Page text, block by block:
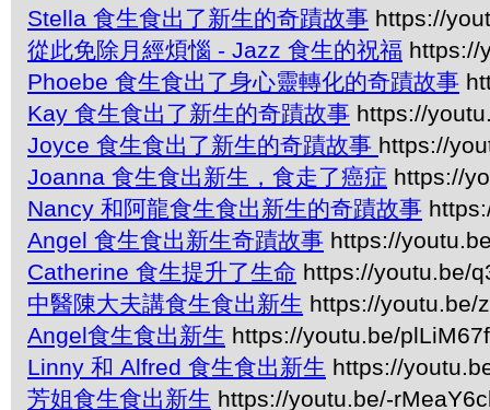
Stella 食生食出了新生的奇蹟故事 https://
從此免除月經煩惱 - Jazz 食生的祝福 https://
Phoebe 食生食出了身心靈轉化的奇蹟故事
Kay 食生食出了新生的奇蹟故事 https://
Joyce 食生食出了新生的奇蹟故事 https://
Joanna 食生食出新生，食走了癌症 https://
Nancy 和阿龍食生食出新生的奇蹟故事
Angel 食生食出新生奇蹟故事 https://
Catherine 食生提升了生命 https://youtu.be/
中醫陳大夫講食生食出新生 https://youtu.be/
Angel食生食出新生 https://youtu.be/
Linny 和 Alfred 食生食出新生 https://
芳姐食生食出新生 https://youtu.be/-